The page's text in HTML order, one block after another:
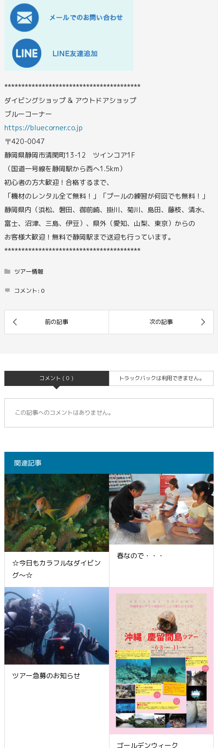
****************************************
ダイビングショップ & アウトドアショップ
ブルーコーナー
https://bluecorner.co.jp
〒420-0047
静岡県静岡市清閑町13-12 ツインコア1F
（国道一号線を静岡駅から西へ1.5km）
初心者の方大歓迎！合格するまで、
「機材のレンタル全て無料！」「プールの練習が何回でも無料！」
静岡県内（浜松、磐田、御前崎、掛川、菊川、島田、藤枝、清水、
富士、沼津、三島、伊豆）、県外（愛知、山梨、東京）からの
お客様大歓迎！無料で静岡駅まで送迎も行っています。
****************************************
ツアー情報
コメント: 0
コメント ( 0 ) トラックバックは利用できません。
この記事へのコメントはありません。
関連記事
☆今日もカラフルなダイビン
グ～☆
春なので・・・
ツアー急募のお知らせ
ゴールデンウィーク